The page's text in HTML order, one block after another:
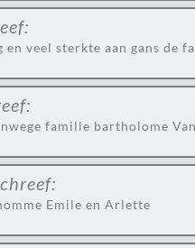
veel sterkte aan gans de
familie bartholome
Emile en Arlette